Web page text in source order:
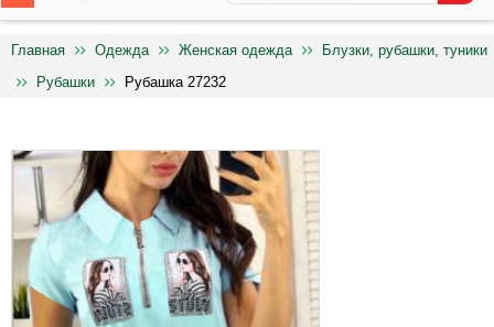
Главная Одежда Женская одежда
Блузки, рубашки, туники
Рубашки
Рубашка 27232